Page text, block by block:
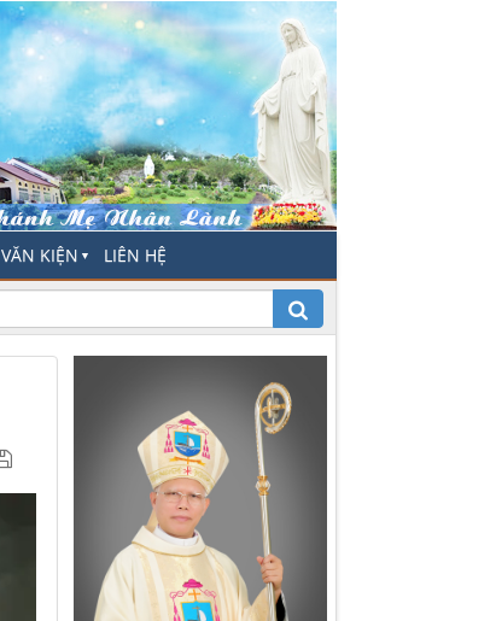
VĂN KIỆN ▼ LIÊN HỆ